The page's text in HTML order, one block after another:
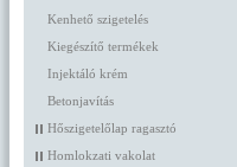
Kenhető szigetelés
Kiegészítő termékek
Injektáló krém
Betonjavítás
Hőszigetelőlap ragasztó
Homlokzati vakolat